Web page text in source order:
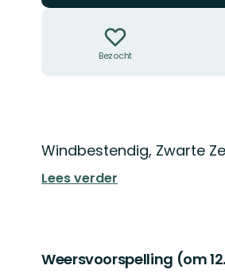
Bezocht
Omschrijving
Windbestendig, Zwarte
Lees verder
Weersvoorspelling (om